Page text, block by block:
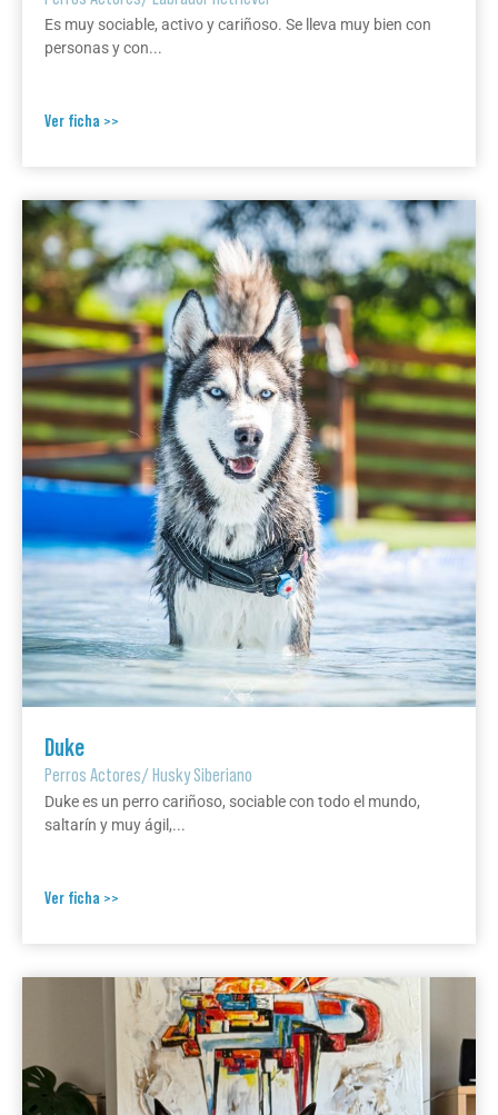
Es muy sociable, activo y cariñoso. Se lleva muy bien con
personas y con...
Ver ficha >>
Duke
Perros Actores/Husky Siberiano
Duke es un perro cariñoso, sociable con todo el mundo,
saltarín y muy ágil,...
Ver ficha >>